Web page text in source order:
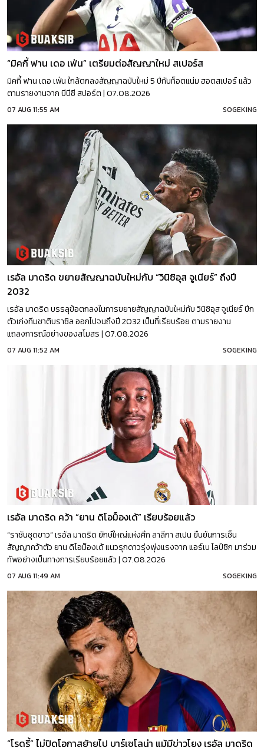
“มิคกี้ ฟาน เดอ เฟ่น” เตรียมต่อสัญญาใหม่ สเปอร์ส
มิคกี้ ฟาน เดอ เฟ่น ใกล้ตกลงสัญญาฉบับใหม่ 5 ปีกับท็อตแน่ม ฮอตสเปอร์ แล้ว
ตามรายงานจาก บีบีซี สปอร์ต | 07.08.2026
07 AUG 11:55 AM SOGEKING
เรอัล มาดริด ขยายสัญญาฉบับใหม่กับ “วินิซิอุส จูเนียร์” ถึงปี
2032
เรอัล มาดริด บรรลุข้อตกลงในการขยายสัญญาฉบับใหม่กับ วินิซิอุส จูเนียร์ ปีก
ตัวเก่งทีมชาติบราซิล ออกไปจนถึงปี 2032 เป็นที่เรียบร้อย ตามรายงาน
แถลงการณ์อย่างของสโมสร | 07.08.2026
07 AUG 11:52 AM SOGEKING
เรอัล มาดริด คว้า “ยาน ดิโอม็องเด้” เรียบร้อยแล้ว
“ราชันชุดขาว” เรอัล มาดริด ยักษ์ใหญ่แห่งศึก ลาลีกา สเปน ยืนยันการเซ็น
สัญญาคว้าตัว ยาน ดิโอม็องเด้ แนวรุกดาวรุ่งพุ่งแรงจาก แอร์เบ ไลป์ซิก มาร่วม
ทัพอย่างเป็นทางการเรียบร้อยแล้ว | 07.08.2026
07 AUG 11:49 AM SOGEKING
“โรดรี้” ไม่ปิดโอกาสย้ายไป บาร์เซโลน่า แม้มีข่าวโยง เรอัล มาดริด